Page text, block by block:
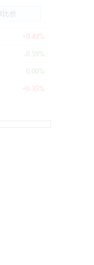
比价
+0.49%
-0.59%
0.00%
+0.35%